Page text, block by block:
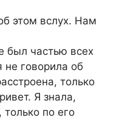
этом вслух. Нам
был частью всех
говорила об
только
Я знала,
только по его